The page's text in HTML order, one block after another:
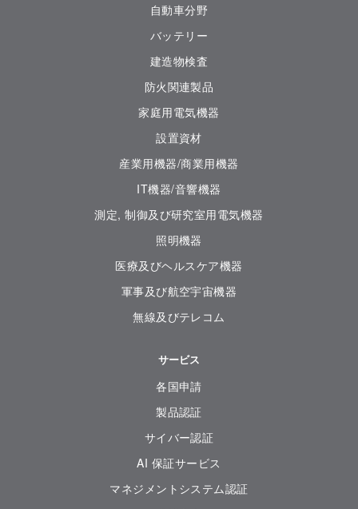
自動車分野
バッテリー
建造物検査
防火関連製品
家庭用電気機器
設置資材
産業用機器/商業用機器
IT機器/音響機器
測定, 制御及び研究室用電気機器
照明機器
医療及びヘルスケア機器
軍事及び航空宇宙機器
無線及びテレコム
サービス
各国申請
製品認証
サイバー認証
AI 保証サービス
マネジメントシステム認証